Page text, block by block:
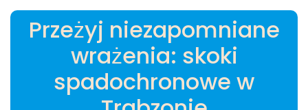
Przeżyj niezapomniane
wrażenia: skoki
spadochronowe w